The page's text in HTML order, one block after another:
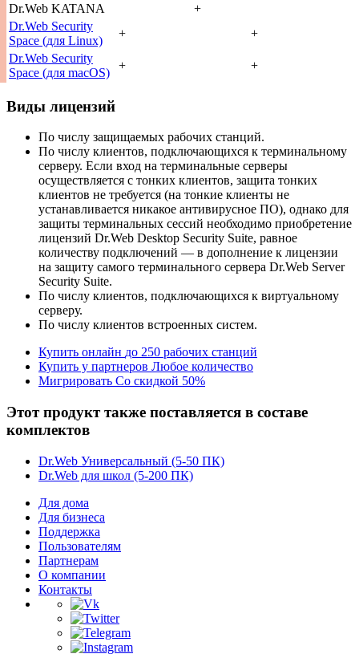
Dr.Web KATANA
+
Dr.Web Security
Space (для Linux)
+
+
Dr.Web Security
Space (для macOS)
+ +
Виды лицензий
По числу защищаемых рабочих станций.
По числу клиентов, подключающихся к терминальному
серверу. Если вход на терминальные серверы
осуществляется с тонких клиентов, защита тонких
клиентов не требуется (на тонкие клиенты не
устанавливается никакое антивирусное ПО), однако для
защиты терминальных сессий необходимо приобретение
лицензий Dr.Web Desktop Security Suite, равное
количеству подключений — в дополнение к лицензии
на защиту самого терминального сервера Dr.Web Server
Security Suite.
По числу клиентов, подключающихся к виртуальному
серверу.
По числу клиентов встроенных систем.
Купить онлайн до 250 рабочих станций
Купить у партнеров Любое количество
Мигрировать Со скидкой 50%
Этот продукт также поставляется в составе
комплектов
Dr.Web Универсальный (5-50 ПК)
Dr.Web для школ (5-200 ПК)
Для дома
Для бизнеса
Поддержка
Пользователям
Партнерам
О компании
Контакты